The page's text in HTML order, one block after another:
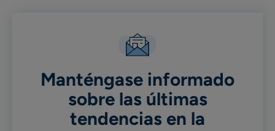
Manténgase informado
sobre las últimas
tendencias en la